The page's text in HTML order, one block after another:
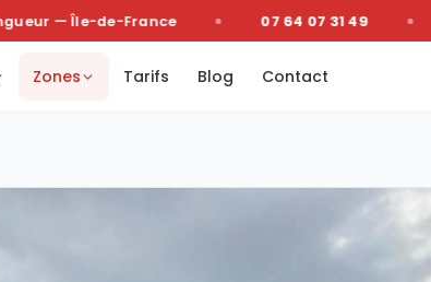
— Île-de-France 07 64 07 31 49
Zones Tarifs Blog Contact